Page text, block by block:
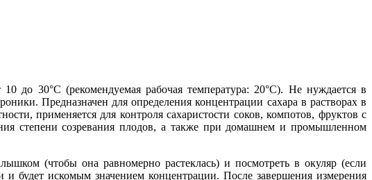
до 30°С (рекомендуемая рабочая температура: 20°С). Не нуждается в
Предназначен для определения концентрации сахара в растворах в
применяется для контроля сахаристости соков, компотов, фруктов с
степени созревания плодов, а также при домашнем и промышленном
(чтобы она равномерно растеклась) и посмотреть в окуляр (если
будет искомым значением концентрации. После завершения измерения